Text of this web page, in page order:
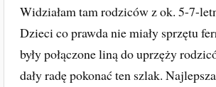
Widziałam tam rodziców z ok. 5-7-
Dzieci co prawda nie miały sprzętu
były połączone liną do uprzęży
dały radę pokonać ten szlak.